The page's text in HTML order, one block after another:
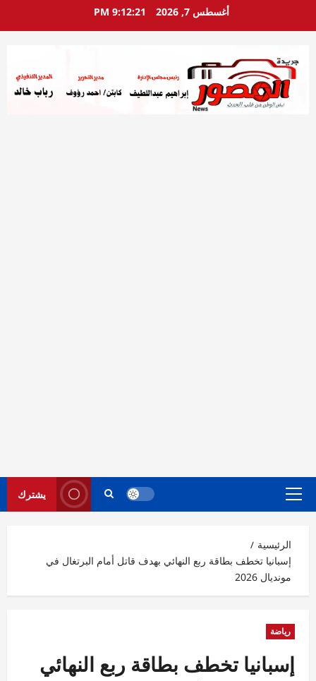
أغسطس 7, 2026 9:12:22 PM
القائمة
يشترك
الرئيسية
إسبانيا تخطف بطاقة ربع النهائي بهدف قاتل أمام البرتغال في
مونديال 2026
رياضة
إسبانيا تخطف بطاقة ربع النهائي